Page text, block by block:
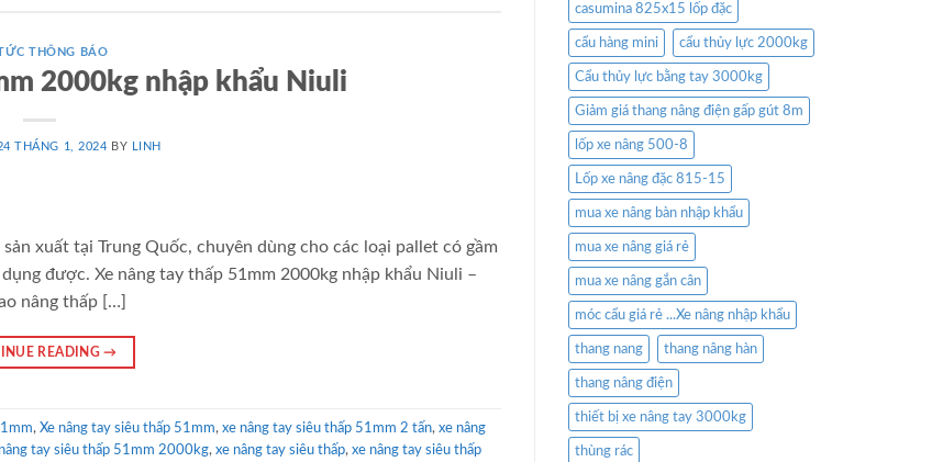
THÔNG BÁO
2000kg nhập khẩu Niuli
THÁNG 1, 2024 BY LINH
xuất tại Trung Quốc, chuyên dùng cho các loại pallet có gầm
được. Xe nâng tay thấp 51mm 2000kg nhập khẩu Niuli –
nâng thấp […]
READING→
, Xe nâng tay siêu thấp 51mm, xe nâng tay siêu thấp 51mm 2 tấn, xe nâng
tay siêu thấp 51mm 2000kg, xe nâng tay siêu thấp, xe nâng tay siêu thấp
casumina 825x15 lốp đặc
cẩu hàng mini cẩu thủy lực 2000kg
Cẩu thủy lực bằng tay 3000kg
Giảm giá thang nâng điện gấp gút 8m
lốp xe nâng 500-8
Lốp xe nâng đặc 815-15
mua xe nâng bàn nhập khẩu
mua xe nâng giá rẻ
mua xe nâng gắn cân
móc cẩu giá rẻ ...Xe nâng nhập khẩu
thang nang thang nâng hàn
thang nâng điện
thiết bị xe nâng tay 3000kg
thùng rác